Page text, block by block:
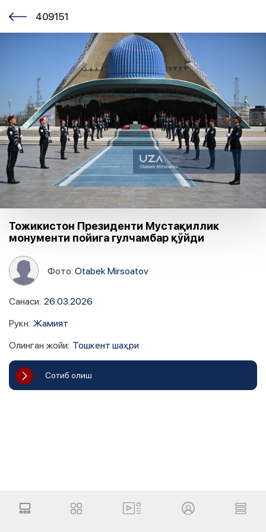
409151
Тожикистон Президенти Мустақиллик
монументи пойига гулчамбар қўйди
Фото:Otabek Mirsoatov
Санаси: 26.03.2026
Рукн: Жамият
Олинган жойи: Тошкент шаҳри
Сотиб олиш